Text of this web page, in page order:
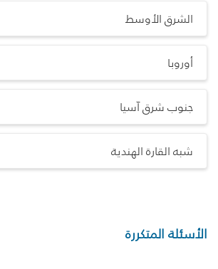
الشرق الأوسط
أوروبا
جنوب شرق آسيا
شبه القارة الهندية
الأسئلة المتكررة